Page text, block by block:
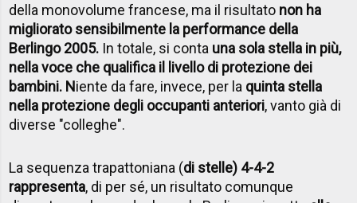
della monovolume francese, ma il risultato non ha
migliorato sensibilmente la performance della
Berlingo 2005. In totale, si conta una sola stella in più,
nella voce che qualifica il livello di protezione dei
bambini. Niente da fare, invece, per la quinta stella
nella protezione degli occupanti anteriori, vanto già di
diverse "colleghe".
La sequenza trapattoniana (di stelle) 4-4-2
rappresenta, di per sé, un risultato comunque